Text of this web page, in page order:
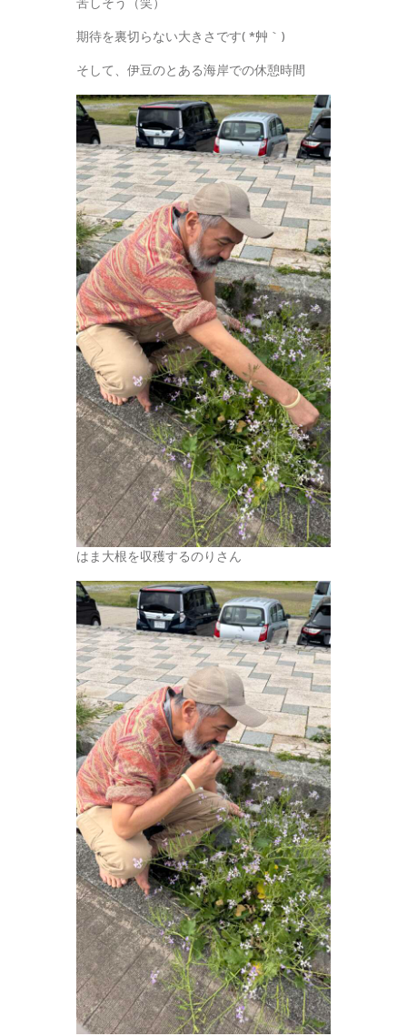
苦しそう（笑）
期待を裏切らない大きさです( *´艸｀)
そして、伊豆のとある海岸での休憩時間
はま大根を収穫するのりさん